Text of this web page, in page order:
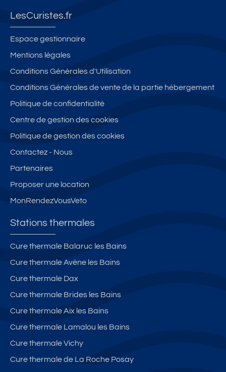
LesCuristes.fr
Espace gestionnaire
Mentions légales
Conditions Générales d'Utilisation
Conditions Générales de vente de la partie hébergement
Politique de confidentialité
Centre de gestion des cookies
Politique de gestion des cookies
Contactez - Nous
Partenaires
Proposer une location
MonRendezVousVeto
Stations thermales
Cure thermale Balaruc les Bains
Cure thermale Avène les Bains
Cure thermale Dax
Cure thermale Brides les Bains
Cure thermale Aix les Bains
Cure thermale Lamalou les Bains
Cure thermale Vichy
Cure thermale de La Roche Posay